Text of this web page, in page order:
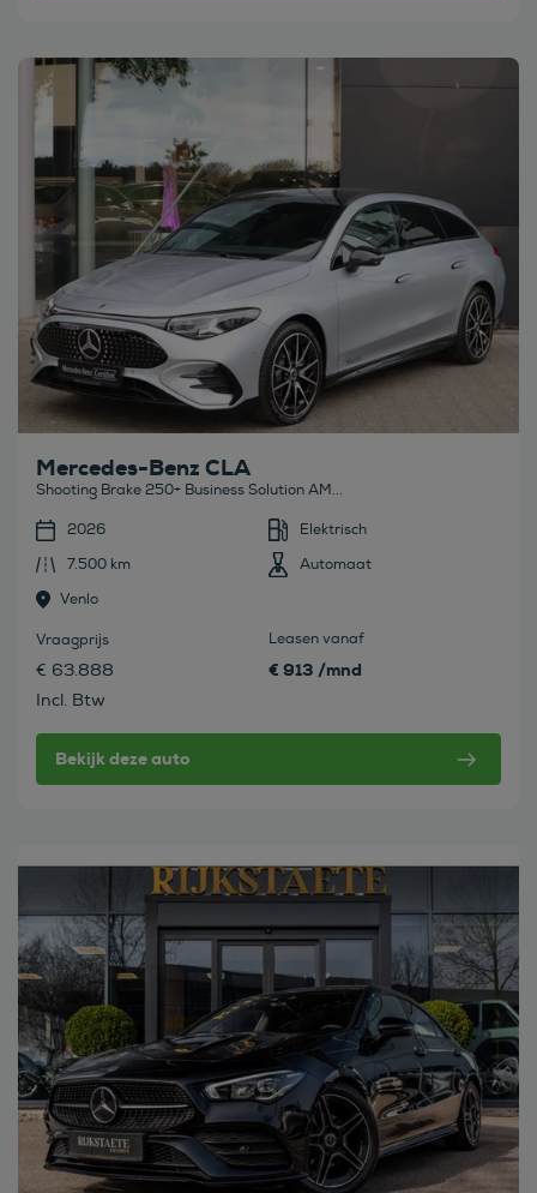
Bekijk deze auto
Mercedes-Benz CLA
Shooting Brake 250+ Business Solution AM...
2026
Elektrisch
7.500 km
Automaat
Venlo
Vraagprijs
€ 63.888
Incl. Btw
Leasen vanaf
€ 913 /mnd
Bekijk deze auto
Bekijk deze auto